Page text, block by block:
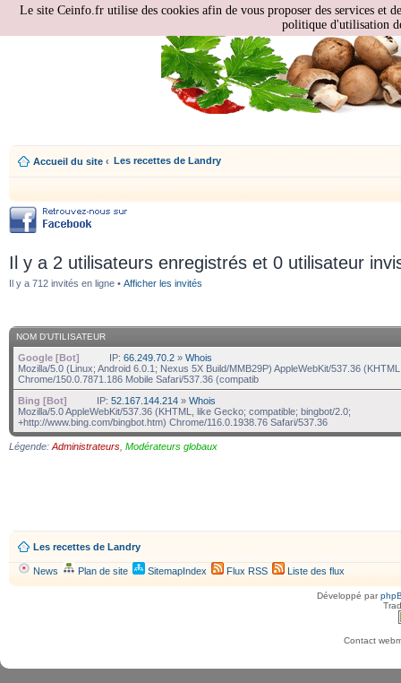
Accueil du site ‹ Les recettes de Landry
Il y a 2 utilisateurs enregistrés et 0 utilisateur
Il y a 712 invités en ligne • Afficher les invités
NOM D’UTILISATEUR
Google [Bot] IP: 66.249.70.2 » Whois
Mozilla/5.0 (Linux; Android 6.0.1; Nexus 5X Build/MMB29P) AppleWebKit/537.36
Chrome/150.0.7871.186 Mobile Safari/537.36 (compatib
Bing [Bot]
IP: 52.167.144.214 » Whois
Mozilla/5.0 AppleWebKit/537.36 (KHTML, like Gecko; compatible; bingbot/2.0;
+http://www.bing.com/bingbot.htm) Chrome/116.0.1938.76 Safari/537.36
Légende: Administrateurs Modérateurs globaux
Les recettes de Landry
News Plan de site SitemapIndex Flux RSS Liste des flux
Développé par
Contact
Le site Ceinfo.fr utilise des cookies afin de vous proposer des services et
politique d'utilisation